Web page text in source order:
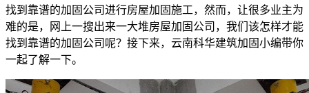
找到靠谱的加固公司进行房屋加固施工，然而，让很多业主为
难的是，网上一搜出来一大堆房屋加固公司，我们该怎样才能
找到靠谱的加固公司呢？接下来，云南科华建筑加固小编带你
一起了解一下。